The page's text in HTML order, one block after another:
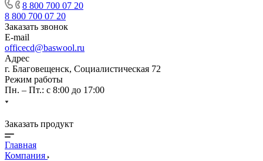
8 800 700 07 20
8 800 700 07 20
Заказать звонок
E-mail
officecd@baswool.ru
Адрес
г. Благовещенск, Социалистическая 72
Режим работы
Пн. – Пт.: с 8:00 до 17:00
Заказать продукт
Главная
Компания